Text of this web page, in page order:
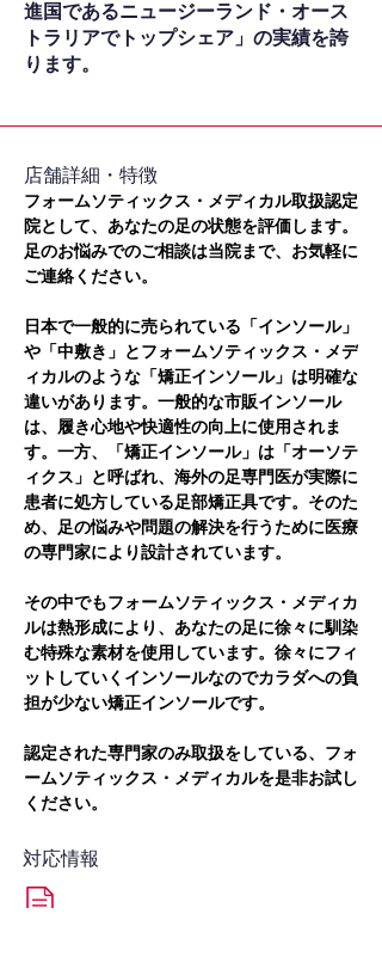
進国であるニュージーランド・オース
トラリアでトップシェア」の実績を誇
ります。
​店舗詳細・特徴
フォームソティックス・メディカル取扱認定
院として、あなたの足の状態を評価します。
足のお悩みでのご相談は当院まで、お気軽に
ご連絡ください。
日本で一般的に売られている「インソール」
や「中敷き」とフォームソティックス・メデ
ィカルのような「矯正インソール」は明確な
違いがあります。一般的な市販インソール
は、履き心地や快適性の向上に使用されま
す。一方、「矯正インソール」は「オーソテ
ィクス」と呼ばれ、海外の足専門医が実際に
患者に処方している足部矯正具です。そのた
め、足の悩みや問題の解決を行うために医療
の専門家により設計されています。
その中でもフォームソティックス・メディカ
ルは熱形成により、あなたの足に徐々に馴染
む特殊な素材を使用しています。徐々にフィ
ットしていくインソールなのでカラダへの負
担が少ない矯正インソールです。
認定された専門家のみ取扱をしている、フォ
ームソティックス・メディカルを是非お試し
ください。
対応情報